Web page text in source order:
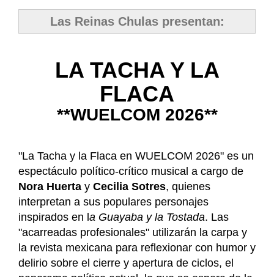
Las Reinas Chulas presentan:
LA TACHA Y LA
FLACA
**WUELCOM 2026**
"La Tacha y la Flaca en WUELCOM 2026" es un
espectáculo político-crítico musical a cargo de
Nora Huerta y Cecilia Sotres, quienes
interpretan a sus populares personajes
inspirados en l a Guayaba y la Tostada. Las
"acarreadas profesionales" utilizarán la carpa y
la revista mexicana para reflexionar con humor y
delirio sobre el cierre y apertura de ciclos, el